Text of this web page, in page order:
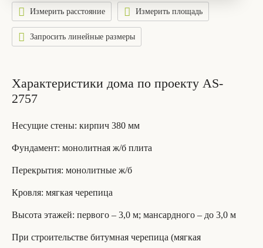
Измерить расстояние Измерить площадь
Запросить линейные размеры
Характеристики дома по проекту AS-
2757
Несущие стены: кирпич 380 мм
Фундамент: монолитная ж/б плита
Перекрытия: монолитные ж/б
Кровля: мягкая черепица
Высота этажей: первого – 3,0 м; мансардного – до 3,0 м
При строительстве битумная черепица (мягкая